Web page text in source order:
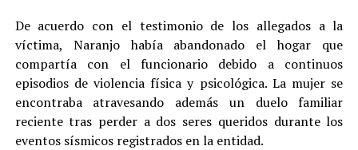
De acuerdo con el testimonio de los allegados a la
víctima, Naranjo había abandonado el hogar que
compartía con el funcionario debido a continuos
episodios de violencia física y psicológica. La mujer se
encontraba atravesando además un duelo familiar
reciente tras perder a dos seres queridos durante los
eventos sísmicos registrados en la entidad.